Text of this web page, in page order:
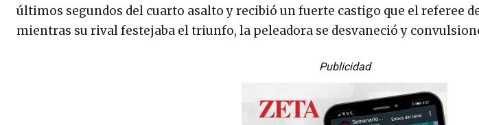
últimos segundos del cuarto asalto y recibió un fuerte castigo que el referee
mientras su rival festejaba el triunfo, la peleadora se desvaneció y
Publicidad